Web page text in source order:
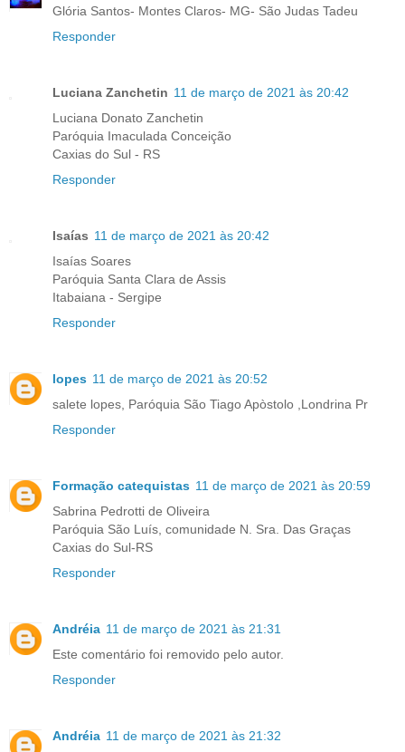
Glória Santos- Montes Claros- MG- São Judas Tadeu
Responder
Luciana Zanchetin 11 de março de 2021 às 20:42
Luciana Donato Zanchetin
Paróquia Imaculada Conceição
Caxias do Sul - RS
Responder
Isaías 11 de março de 2021 às 20:42
Isaías Soares
Paróquia Santa Clara de Assis
Itabaiana - Sergipe
Responder
lopes 11 de março de 2021 às 20:52
salete lopes, Paróquia São Tiago Apòstolo ,Londrina Pr
Responder
Formação catequistas 11 de março de 2021 às 20:59
Sabrina Pedrotti de Oliveira
Paróquia São Luís, comunidade N. Sra. Das Graças
Caxias do Sul-RS
Responder
Andréia 11 de março de 2021 às 21:31
Este comentário foi removido pelo autor.
Responder
Andréia 11 de março de 2021 às 21:32